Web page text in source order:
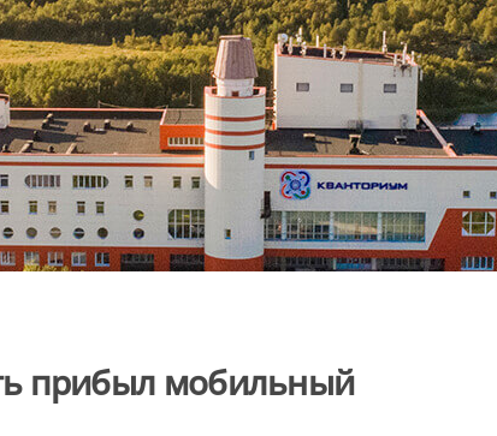
прибыл мобильный